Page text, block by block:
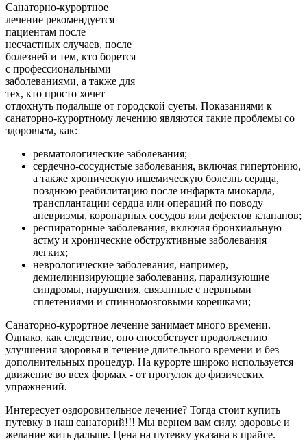
Санаторно-курортное
лечение рекомендуется
пациентам после
несчастных случаев, после
болезней и тем, кто борется
с профессиональными
заболеваниями, а также для
тех, кто просто хочет
отдохнуть подальше от городской суеты. Показаниями к
санаторно-курортному лечению являются такие проблемы со
здоровьем, как:
ревматологические заболевания;
сердечно-сосудистые заболевания, включая гипертонию,
а также хроническую ишемическую болезнь сердца,
позднюю реабилитацию после инфаркта миокарда,
трансплантации сердца или операций по поводу
аневризмы, коронарных сосудов или дефектов клапанов;
респираторные заболевания, включая бронхиальную
астму и хронические обструктивные заболевания
легких;
неврологические заболевания, например,
демиелинизирующие заболевания, парализующие
синдромы, нарушения, связанные с нервными
сплетениями и спинномозговыми корешками;
Санаторно-курортное лечение занимает много времени.
Однако, как следствие, оно способствует продолжению
улучшения здоровья в течение длительного времени и без
дополнительных процедур. На курорте широко используется
движение во всех формах - от прогулок до физических
упражнений.
Интересует оздоровительное лечение? Тогда стоит купить
путевку в наш санаторий!!! Мы вернем вам силу, здоровье и
желание жить дальше. Цена на путевку указана в прайсе.